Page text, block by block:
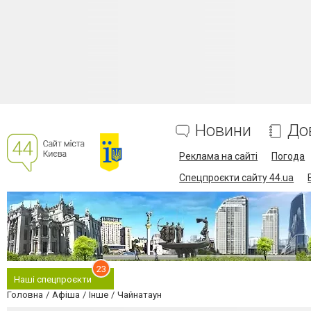
Новини
Реклама на сайті
Погода
Спецпроєкти сайту 44.ua
Наші спецпроєкти
23
Головна Афіша Інше Чайнатаун